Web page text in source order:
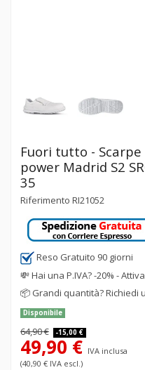
Fuori tutto -
power Madrid S2
35
Riferimento RI21052
Reso Gratuito 90 giorni
💸Hai una P.IVA? -20% -
📦 Grandi quantità? Richiedi
Disponibile
64,90 € -15,00 €
49,90 € IVA inclusa
(40,90 € IVA escl.)